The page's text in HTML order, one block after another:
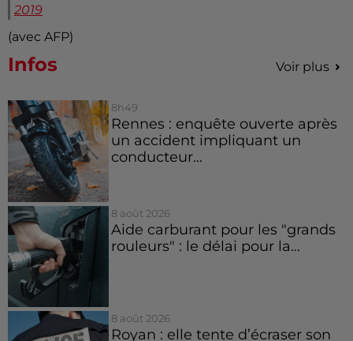
2019
(avec AFP)
Infos Voir plus
8h49
Rennes : enquête ouverte après
un accident impliquant un
conducteur...
8 août 2026
Aide carburant pour les "grands
rouleurs" : le délai pour la...
8 août 2026
Royan : elle tente d’écraser son